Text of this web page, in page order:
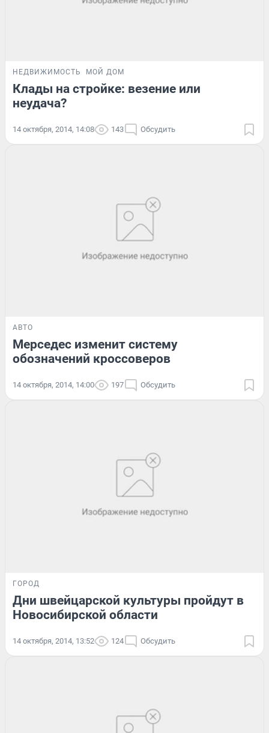
НЕДВИЖИМОСТЬ МОЙ ДОМ
Клады на стройке: везение или
неудача?
14 октября, 2014, 14:08 143 Обсудить
АВТО
Мерседес изменит систему
обозначений кроссоверов
14 октября, 2014, 14:00 197 Обсудить
ГОРОД
Дни швейцарской культуры пройдут в
Новосибирской области
14 октября, 2014, 13:52 124 Обсудить